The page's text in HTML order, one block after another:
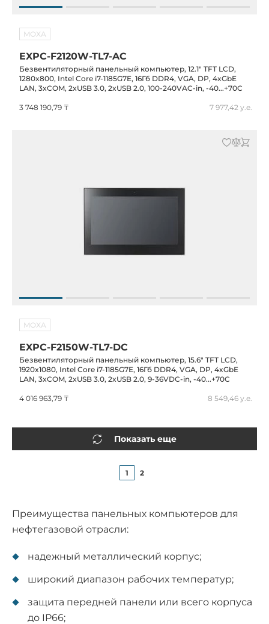
MOXA
EXPC-F2120W-TL7-AC
Безвентиляторный панельный компьютер, 12.1" TFT LCD,
1280x800, Intel Core i7-1185G7E, 16Гб DDR4, VGA, DP, 4xGbE
LAN, 3xCOM, 2xUSB 3.0, 2xUSB 2.0, 100-240VAC-in, -40...+70C
3 748 190,79 ₸ 7 977,42 у.е.
MOXA
EXPC-F2150W-TL7-DC
Безвентиляторный панельный компьютер, 15.6" TFT LCD,
1920x1080, Intel Core i7-1185G7E, 16Гб DDR4, VGA, DP, 4xGbE
LAN, 3xCOM, 2xUSB 3.0, 2xUSB 2.0, 9-36VDC-in, -40...+70C
4 016 963,79 ₸ 8 549,46 у.е.
Показать еще
1 2
Преимущества панельных компьютеров для
нефтегазовой отрасли:
надежный металлический корпус;
широкий диапазон рабочих температур;
защита передней панели или всего корпуса
до IP66;